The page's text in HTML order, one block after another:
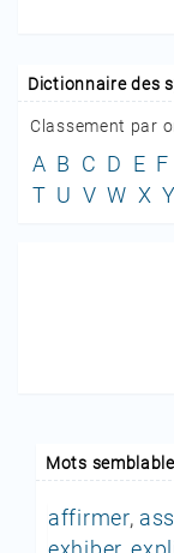
Dictionnaire des
Classement par
A B C D E F
T U V W X Y
Mots
affirmer,